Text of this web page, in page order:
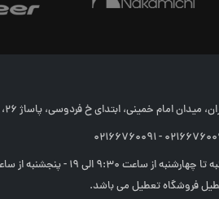
میدان امام خمینی، ابتدای خ فردوسی، پاساژ 26، طبقه اول، پلاک 102.
02166760092 -
فروشگاه تعطیل می باشد.